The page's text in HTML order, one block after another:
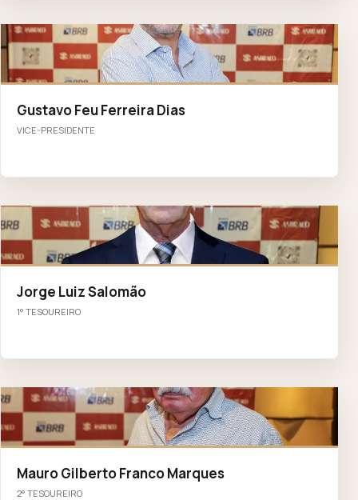
GF
Gustavo Feu Ferreira Dias
VICE-PRESIDENTE
JL
Jorge Luiz Salomão
1° TESOUREIRO
MG
Mauro Gilberto Franco Marques
2° TESOUREIRO